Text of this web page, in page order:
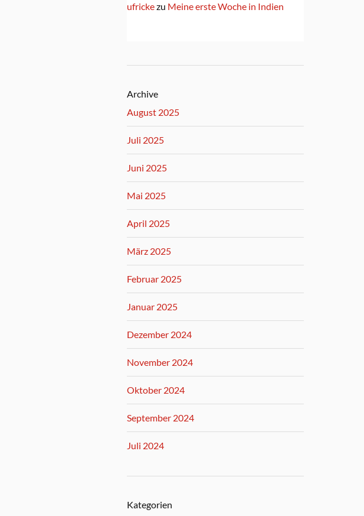
ufrickezu Meine erste Woche in Indien
Archive
August 2025
Juli 2025
Juni 2025
Mai 2025
April 2025
März 2025
Februar 2025
Januar 2025
Dezember 2024
November 2024
Oktober 2024
September 2024
Juli 2024
Kategorien